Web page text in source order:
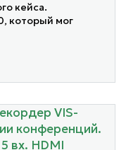
кейса.
который мог